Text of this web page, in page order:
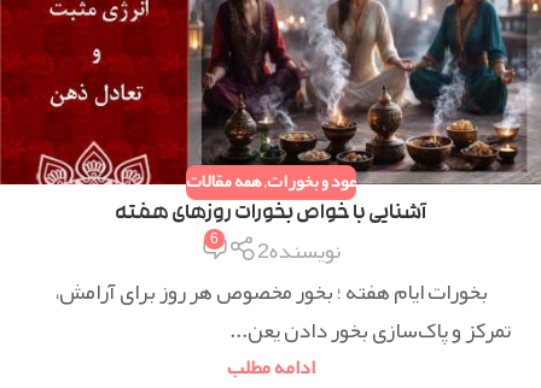
عود و بخورات,همه مقالات
آشنایی با خواص بخورات روزهای هفته
نویسنده2 6
بخورات ایام هفته ؛ بخور مخصوص هر روز برای آرامش،
تمرکز و پاک‌سازی بخور دادن یعن...
ادامه مطلب